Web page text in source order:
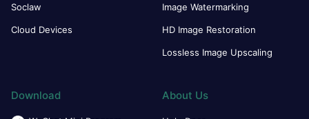
Soclaw
Cloud Devices
Image Watermarking
HD Image Restoration
Lossless Image Upscaling
Download About Us